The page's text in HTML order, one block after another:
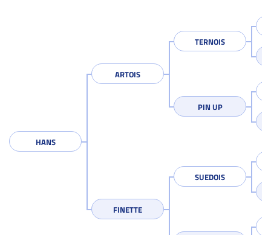
HANS
ARTOIS
TERNOIS
PIN UP
FINETTE
SUEDOIS